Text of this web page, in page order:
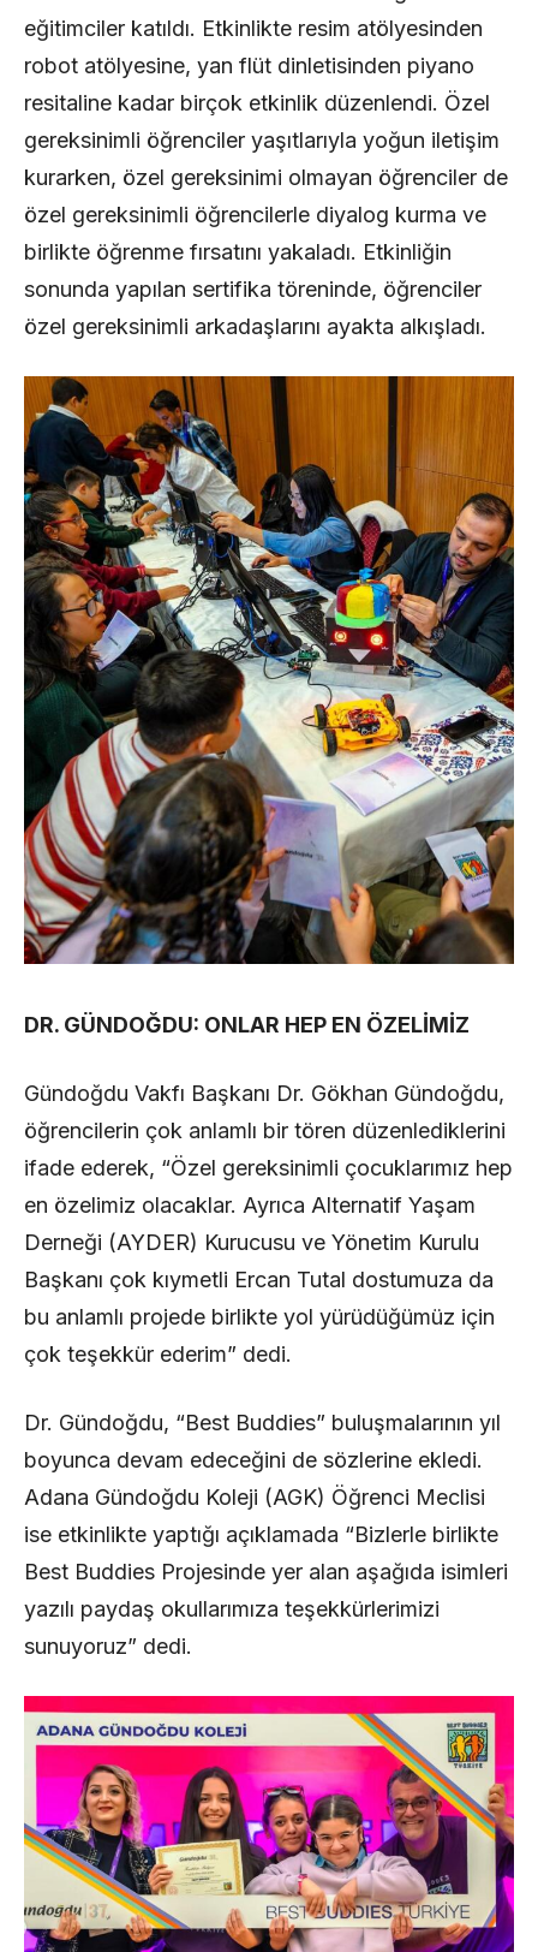
eğitimciler katıldı. Etkinlikte resim atölyesinden
robot atölyesine, yan flüt dinletisinden piyano
resitaline kadar birçok etkinlik düzenlendi. Özel
gereksinimli öğrenciler yaşıtlarıyla yoğun iletişim
kurarken, özel gereksinimi olmayan öğrenciler de
özel gereksinimli öğrencilerle diyalog kurma ve
birlikte öğrenme fırsatını yakaladı. Etkinliğin
sonunda yapılan sertifika töreninde, öğrenciler
özel gereksinimli arkadaşlarını ayakta alkışladı.
DR. GÜNDOĞDU: ONLAR HEP EN ÖZELİMİZ
Gündoğdu Vakfı Başkanı Dr. Gökhan Gündoğdu,
öğrencilerin çok anlamlı bir tören düzenlediklerini
ifade ederek, “Özel gereksinimli çocuklarımız hep
en özelimiz olacaklar. Ayrıca Alternatif Yaşam
Derneği (AYDER) Kurucusu ve Yönetim Kurulu
Başkanı çok kıymetli Ercan Tutal dostumuza da
bu anlamlı projede birlikte yol yürüdüğümüz için
çok teşekkür ederim” dedi.
Dr. Gündoğdu, “Best Buddies” buluşmalarının yıl
boyunca devam edeceğini de sözlerine ekledi.
Adana Gündoğdu Koleji (AGK) Öğrenci Meclisi
ise etkinlikte yaptığı açıklamada “Bizlerle birlikte
Best Buddies Projesinde yer alan aşağıda isimleri
yazılı paydaş okullarımıza teşekkürlerimizi
sunuyoruz” dedi.